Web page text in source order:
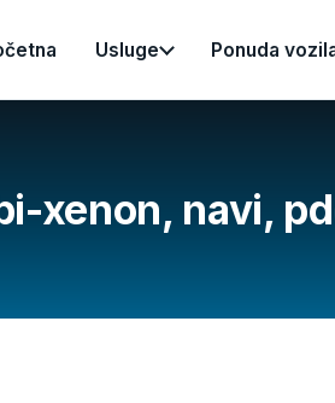
Usluge Ponuda
xenon, navi,